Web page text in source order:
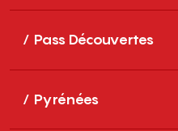
Pass Découvertes
Pyrénées
ET FEU
en-Roussillon